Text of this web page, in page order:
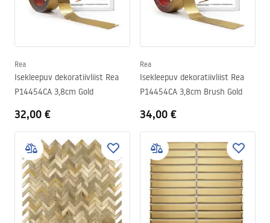
Rea
Isekleepuv dekoratiivliist Rea
P14454CA 3,8cm Gold
32,00 €
Rea
Isekleepuv dekoratiivliist Rea
P14454CA 3,8cm Brush Gold
34,00 €